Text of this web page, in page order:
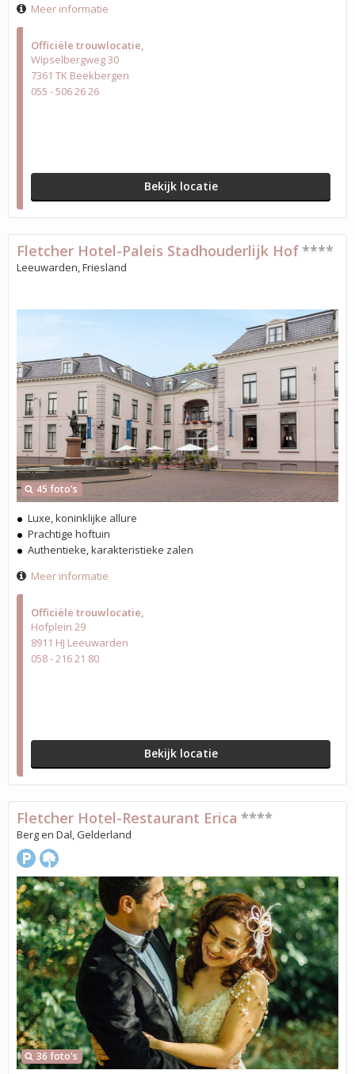
Officiële trouwlocatie
Wipselbergweg 30
7361 TK Beekbergen
055 - 506 26 26
Bekijk locatie
Meer informatie
Officiële trouwlocatie
Hofplein 29
8911 HJ Leeuwarden
058 - 216 21 80
Bekijk locatie
45 foto's
Fletcher Hotel-Paleis Stadhouderlijk Hof ****
Leeuwarden, Friesland
Luxe, koninklijke allure
Prachtige hoftuin
Authentieke, karakteristieke zalen
Meer informatie
36 foto's
Fletcher Hotel-Restaurant Erica ****
Berg en Dal, Gelderland